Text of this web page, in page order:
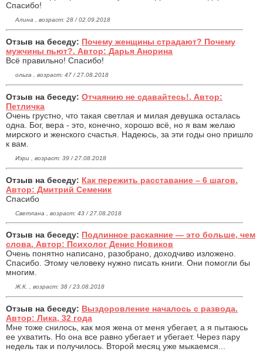
Спасибо!
Алина , возраст: 28 / 02.09.2018
Отзыв на беседу: Почему женщины страдают? Почему
мужчины пьют?. Автор: Дарья Анорина
Всё правильно! Спасибо!
ольга , возраст: 47 / 27.08.2018
Отзыв на беседу: Отчаянию не сдавайтесь!. Автор:
Петличка
Очень грустно, что такая светлая и милая девушка осталась
одна. Бог, вера - это, конечно, хорошо всё, но я вам желаю
мирского и женского счастья. Надеюсь, за эти годы оно пришло
к вам.
Иэри , возраст: 39 / 27.08.2018
Отзыв на беседу: Как пережить расставание – 6 шагов.
Автор: Дмитрий Семеник
Спасибо
Светлана , возраст: 43 / 27.08.2018
Отзыв на беседу: Подлинное раскаяние — это больше, чем
слова. Автор: Психолог Денис Новиков
Очень понятно написано, разобрано, доходчиво изложено.
Спасибо. Этому человеку нужно писать книги. Они помогли бы
многим.
Ж.К. , возраст: 38 / 23.08.2018
Отзыв на беседу: Выздоровление началось с развода.
Автор: Лика, 32 года
Мне тоже снилось, как моя жена от меня убегает, а я пытаюсь
ее ухватить. Но она все равно убегает и убегает. Через пару
недель так и получилось. Второй месяц уже мыкаемся...